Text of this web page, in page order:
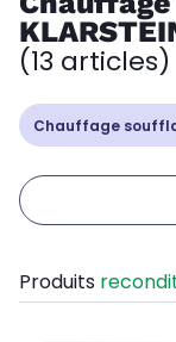
(13 articles)
Chauffage
Produits